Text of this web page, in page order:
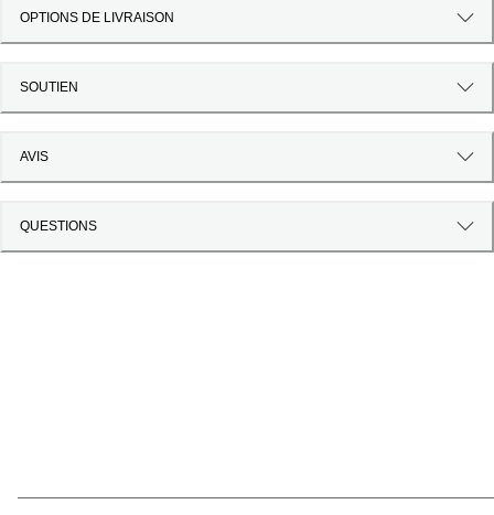
OPTIONS DE LIVRAISON
SOUTIEN
AVIS
QUESTIONS